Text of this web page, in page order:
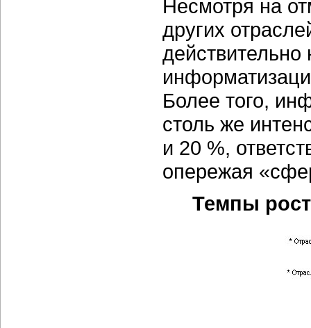
Несмотря на
других
Более того,
столь же
и 20 %,
опережая
Темпы